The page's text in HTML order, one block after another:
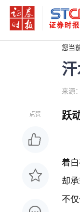
您当
来源
点赞 跃
着
却
不